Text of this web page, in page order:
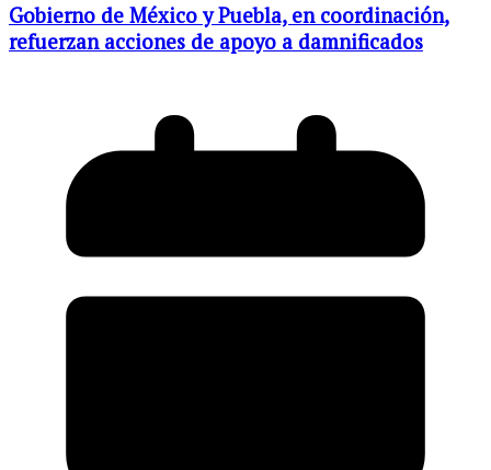
Gobierno de México y Puebla, en coordinación,
refuerzan acciones de apoyo a damnificados